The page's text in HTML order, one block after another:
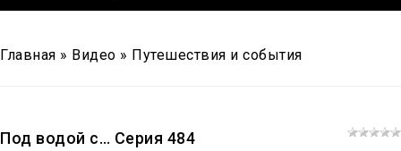
Главная » Видео » Путешествия и события
Под водой с… Серия 484